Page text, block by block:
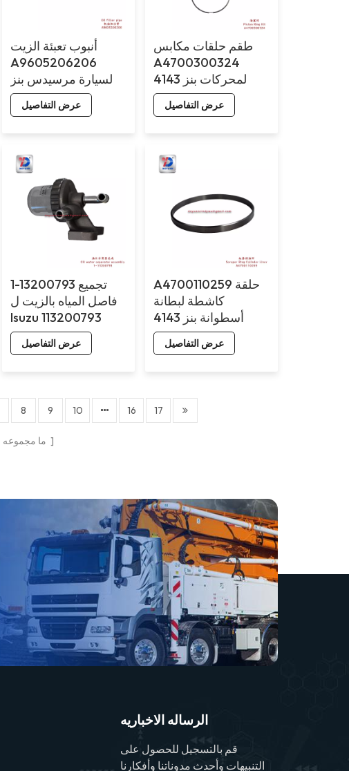
أنبوب تعبئة الزيت
A9605206206
لسيارة مرسيدس بنز
4143
عرض التفاصيل
طقم حلقات مكابس
A4700300324
لمحركات بنز 4143
عرض التفاصيل
1-13200793 تجميع
فاصل المياه بالزيت ل
Isuzu 113200793
عرض التفاصيل
A4700110259 حلقة
كاشطة لبطانة
أسطوانة بنز 4143
عرض التفاصيل
8 9 10 16 17
ما مجموعه
الرساله الاخباريه
قم بالتسجيل للحصول على
التنبيهات وأحدث مدوناتنا وأفكارنا